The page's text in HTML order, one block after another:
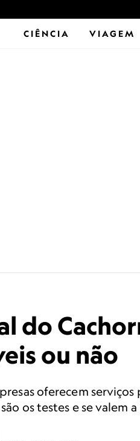
CIÊNCIA VIAGEM
do
ou não
oferecem
os testes e se valem a